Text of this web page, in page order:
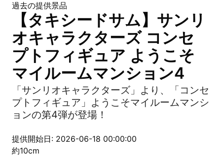
過去の提供景品
【タキシードサム】サンリ
オキャラクターズ コンセ
プトフィギュア ようこそ
マイルームマンション4
「サンリオキャラクターズ」より、「コンセ
プトフィギュア」ようこそマイルームマンシ
ョンの第4弾が登場！
提供開始日: 2026-06-18 00:00:00
約10cm